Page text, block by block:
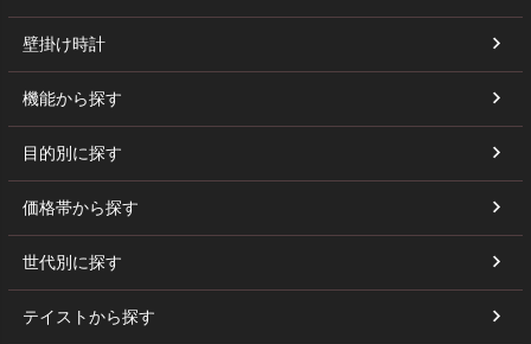
壁掛け時計
機能から探す
目的別に探す
価格帯から探す
世代別に探す
テイストから探す